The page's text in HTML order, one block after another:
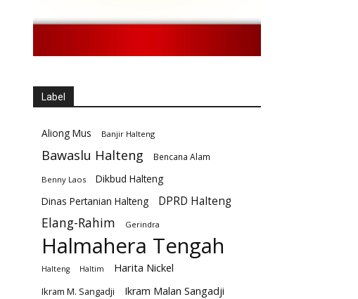
Label
Aliong Mus Banjir Halteng
Bawaslu Halteng Bencana Alam
Benny Laos
Dikbud Halteng
Dinas Pertanian Halteng
DPRD Halteng
Elang-Rahim Gerindra
Halmahera Tengah
Halteng Haltim Harita Nickel
Ikram M. Sangadji Ikram Malan Sangadji